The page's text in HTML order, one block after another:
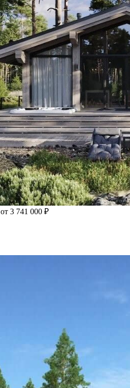
от 3 741 000 ₽